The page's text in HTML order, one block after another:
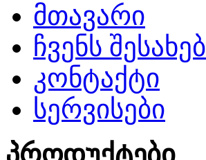
მთავარი
ჩვენს შესახებ
კონტაქტი
სერვისები